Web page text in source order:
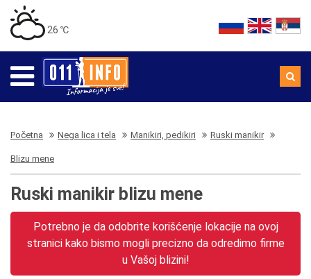
26 ℃
Početna Nega lica i tela Manikiri, pedikiri Ruski manikir
Blizu mene
Ruski manikir blizu mene
Potrebno je da odobrite korišćenje lokacije na ovoj
stranici kako bismo mogli precizno da odredimo firme
u Vašoj blizini!